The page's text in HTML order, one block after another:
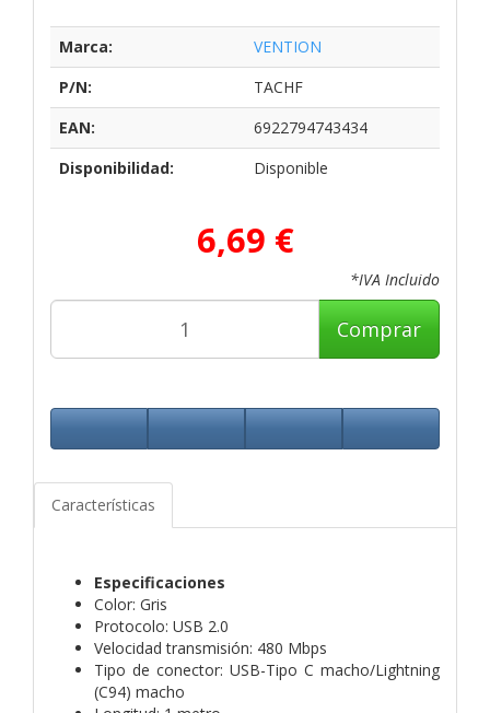
Marca:
VENTION
P/N:
TACHF
EAN:
6922794743434
Disponibilidad:
Disponible
6,69 €
*IVA Incluido
Comprar
Características
Especificaciones
Color: Gris
Protocolo: USB 2.0
Velocidad transmisión: 480 Mbps
Tipo de conector: USB-Tipo C macho/Lightning
(C94) macho